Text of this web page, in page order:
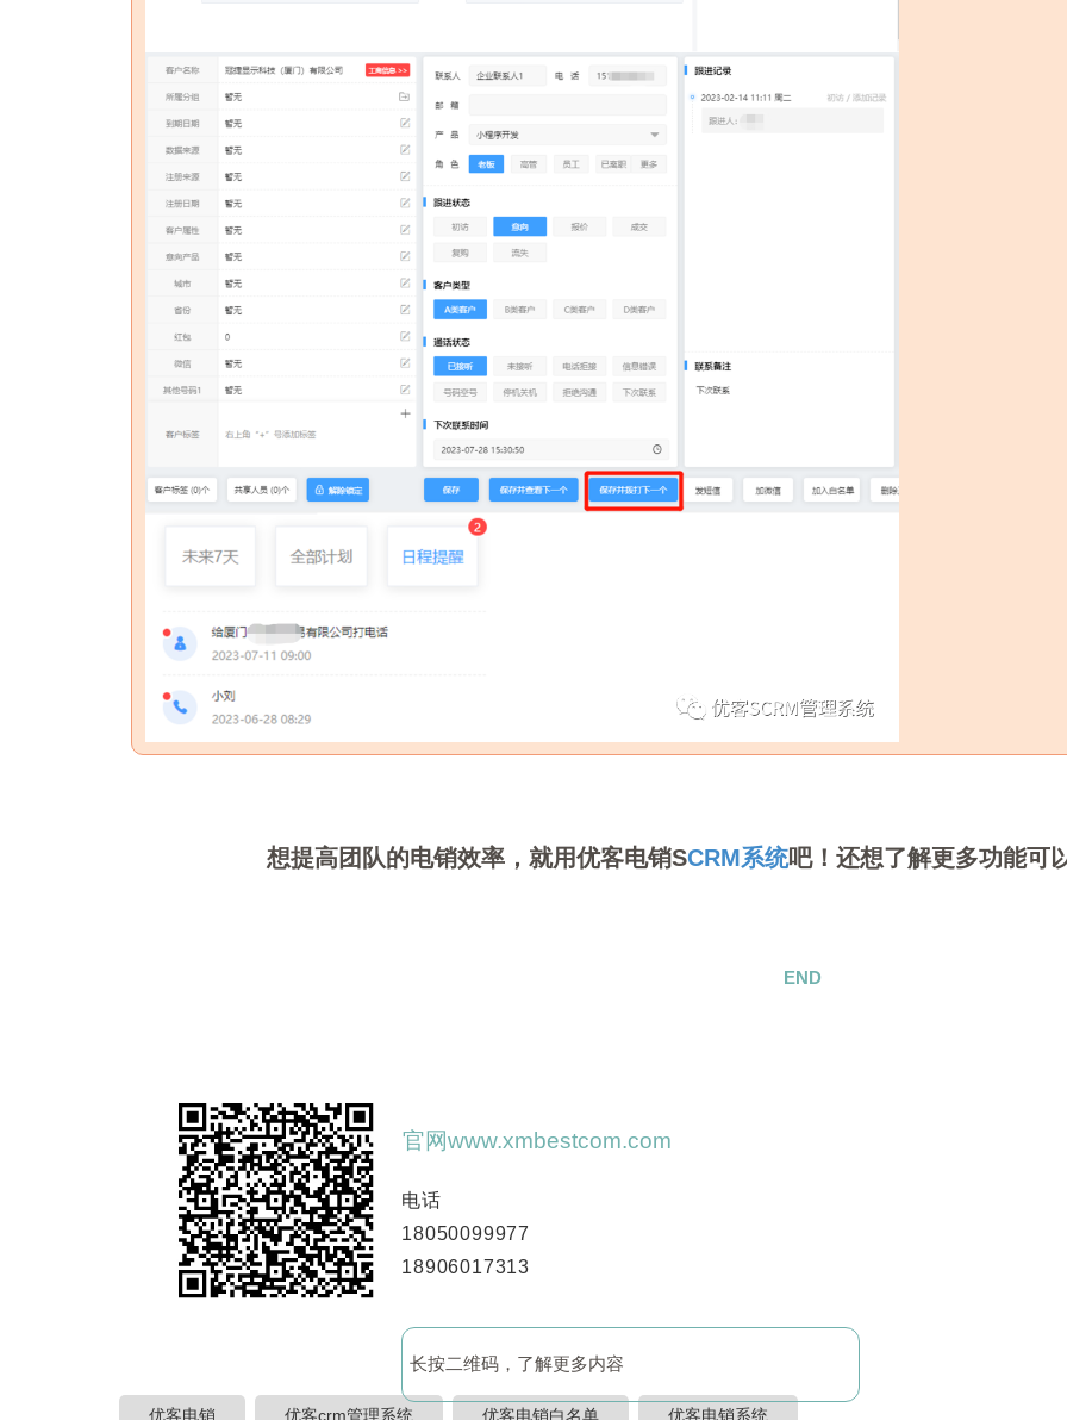
想提高团队的电销效率，就用优客电销SCRM系统吧！还想了解更多功能可
END
官网www.xmbestcom.com
电话
18050099977
18906017313
长按二维码，了解更多内容
优客电销 优客crm管理系统 优客电销白名单 优客电销系统